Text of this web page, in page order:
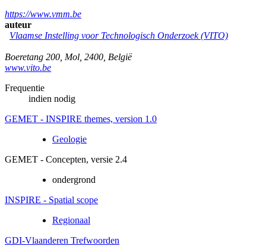
https://www.vmm.be
auteur
Vlaamse Instelling voor Technologisch Onderzoek (VITO)
Boeretang 200 Mol 2400 België
www.vito.be
Frequentie
indien nodig
GEMET - INSPIRE themes, version 1.0
Geologie
GEMET - Concepten, versie 2.4
ondergrond
INSPIRE - Spatial scope
Regionaal
GDI-Vlaanderen Trefwoorden